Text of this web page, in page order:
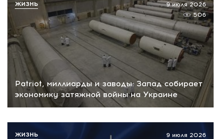
Patriot, миллиарды и заводы: Запад собирает
экономику затяжной войны на Украине
9 июля 2026
506
ЖИЗНЬ
9 июля 2026
ЖИЗНЬ